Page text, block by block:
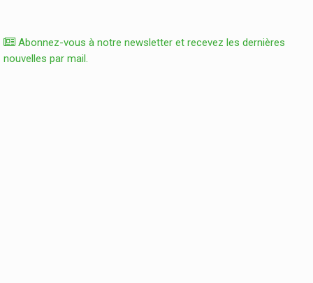
Abonnez-vous à notre newsletter et recevez les dernières
nouvelles par mail.